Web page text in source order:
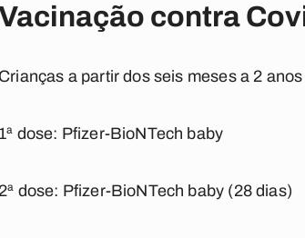
contra
Crianças a partir dos seis meses a 2
1ª dose: Pfizer-BioNTech baby
2ª dose: Pfizer-BioNTech baby (28 dias)